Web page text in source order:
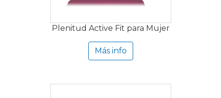
Plenitud Active Fit para Mujer
Más info